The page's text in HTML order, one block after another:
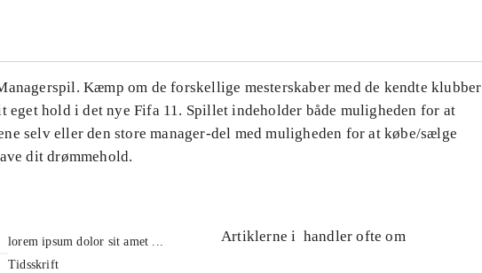
Kæmp om de forskellige mesterskaber med de kendte klubber
eget hold i det nye Fifa 11. Spillet indeholder både muligheden for at
selv eller den store manager-del med muligheden for at købe/sælge
dit drømmehold.
lorem ipsum dolor sit amet ...
Tidsskrift
Artiklerne i handler ofte om